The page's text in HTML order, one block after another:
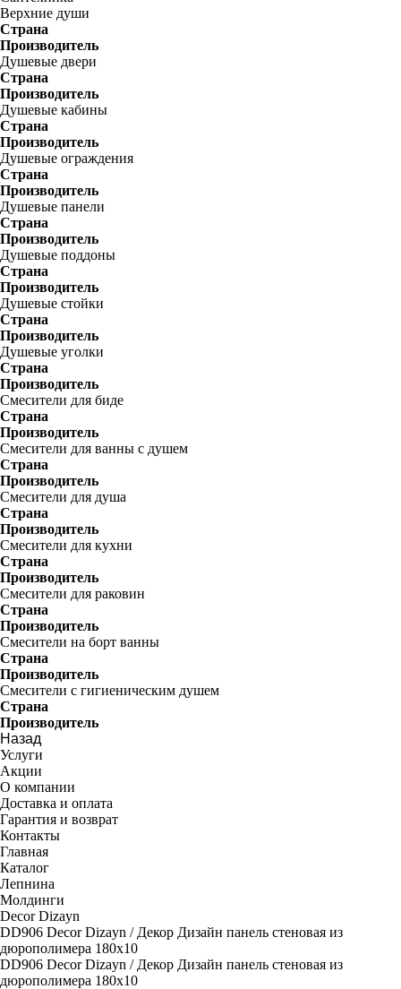
Верхние души
Страна
Производитель
Душевые двери
Страна
Производитель
Душевые кабины
Страна
Производитель
Душевые ограждения
Страна
Производитель
Душевые панели
Страна
Производитель
Душевые поддоны
Страна
Производитель
Душевые стойки
Страна
Производитель
Душевые уголки
Страна
Производитель
Смесители для биде
Страна
Производитель
Смесители для ванны с душем
Страна
Производитель
Смесители для душа
Страна
Производитель
Смесители для кухни
Страна
Производитель
Смесители для раковин
Страна
Производитель
Смесители на борт ванны
Страна
Производитель
Смесители с гигиеническим душем
Страна
Производитель
Назад
Услуги
Акции
О компании
Доставка и оплата
Гарантия и возврат
Контакты
Главная
Каталог
Лепнина
Молдинги
Decor Dizayn
DD906 Decor Dizayn / Декор Дизайн панель стеновая из
дюрополимера 180x10
DD906 Decor Dizayn / Декор Дизайн панель стеновая из
дюрополимера 180x10